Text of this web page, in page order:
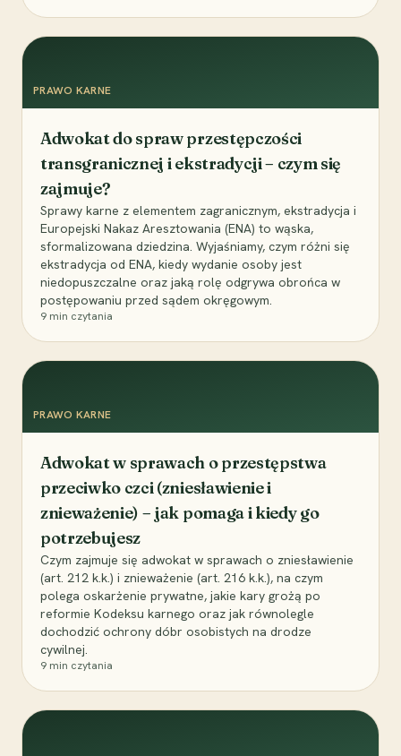
PRAWO KARNE
Adwokat do spraw przestępczości
transgranicznej i ekstradycji – czym się
zajmuje?
Sprawy karne z elementem zagranicznym, ekstradycja i
Europejski Nakaz Aresztowania (ENA) to wąska,
sformalizowana dziedzina. Wyjaśniamy, czym różni się
ekstradycja od ENA, kiedy wydanie osoby jest
niedopuszczalne oraz jaką rolę odgrywa obrońca w
postępowaniu przed sądem okręgowym.
9 min czytania
PRAWO KARNE
Adwokat w sprawach o przestępstwa
przeciwko czci (zniesławienie i
znieważenie) – jak pomaga i kiedy go
potrzebujesz
Czym zajmuje się adwokat w sprawach o zniesławienie
(art. 212 k.k.) i znieważenie (art. 216 k.k.), na czym
polega oskarżenie prywatne, jakie kary grożą po
reformie Kodeksu karnego oraz jak równolegle
dochodzić ochrony dóbr osobistych na drodze
cywilnej.
9 min czytania